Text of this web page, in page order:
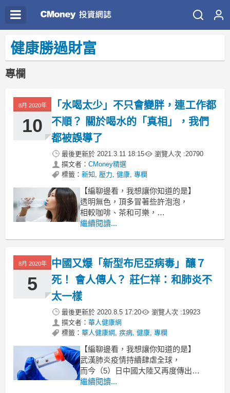
健康勝過財富
專欄
8月 2020年
10
「水喝太少」不只會變胖，連工作都
不順？ 關於喝水的「真相」，我們
都被誤導了
最後更新於 2021.3.11 18:15 瀏覽人次 :20790
撰文者： CMoney精選
標籤： 新知 , 壓力, 健康, 專欄
【編聊邊看，我想讓你知道的是】
透明無色，頂多冒著些許泡泡，
相較咖啡、茶和可樂，
水喝起來並沒有特別的味道。
繼續閱讀...
8月 2020年
5
中國又爆「新型布尼亞病毒」釀７
死！ 會人傳人？ 莊仁祥：和肺炎不
太一樣
最後更新於 2020.8.5 17:20 瀏覽人次 :19923
撰文者： 華人健康網
標籤： 華人健康網, 疾病, 健康, 專欄
【編聊邊看，我想讓你知道的是】
武漢肺炎疫情持續肆虐全球，
而今（5）日中國大陸又再度傳出
以蜱蟲叮咬傳播的「新型布尼亞病毒」
繼續閱讀...